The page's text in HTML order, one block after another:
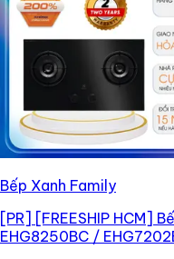
Bếp Xanh Family
[PR] [FREESHIP HCM]
EHG8250BC /